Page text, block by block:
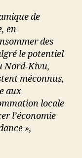
de
en
des
le potentiel
Nord-Kivu,
méconnus,
aux
locale
l’économie
»,